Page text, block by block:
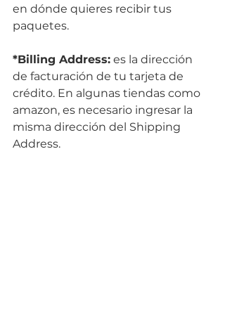
en dónde quieres recibir tus
paquetes.
*Billing Address: es la dirección
de facturación de tu tarjeta de
crédito. En algunas tiendas como
amazon, es necesario ingresar la
misma dirección del Shipping
Address.